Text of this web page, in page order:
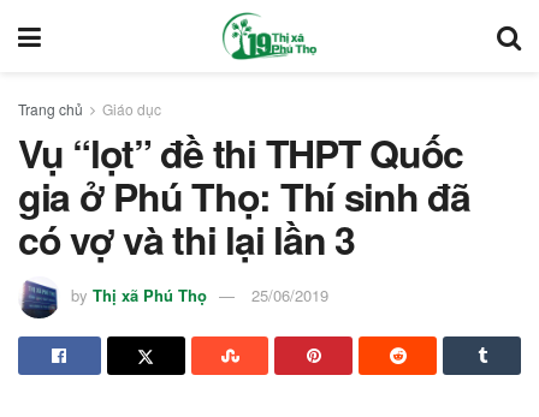
Trang chủ Giáo dục
Vụ “lọt” đề thi THPT Quốc
gia ở Phú Thọ: Thí sinh đã
có vợ và thi lại lần 3
by Thị xã Phú Thọ 25/06/2019